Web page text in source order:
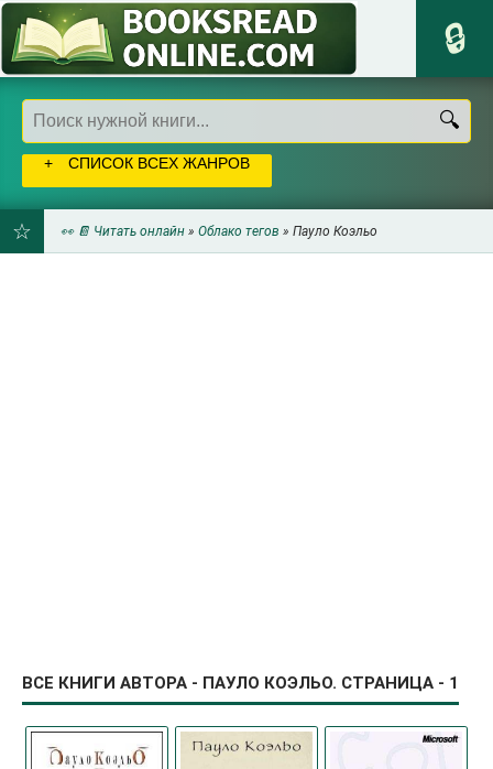
СПИСОК ВСЕХ ЖАНРОВ
👀 📔 Читать онлайн » Облако тегов » Пауло Коэльо
ВСЕ КНИГИ АВТОРА - ПАУЛО КОЭЛЬО. СТРАНИЦА - 1